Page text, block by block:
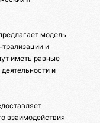
модель
и
иметь равные
и
взаимодействия